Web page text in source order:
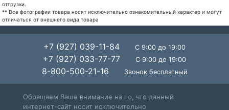
отгрузки.
** Все фотографии товара носят исключительно ознакомительный характер и могут
отличаться от внешнего вида товара
+7 (927) 039-11-84 С 9:00 до 19:00
+7 (927) 033-77-77 С 9:00 до 19:00
8-800-500-21-16 Звонок бесплатный
Обращаем Ваше внимание на то, что данный
интернет-сайт носит исключительно